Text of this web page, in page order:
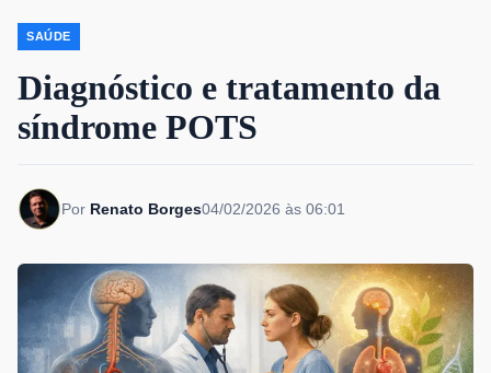
SAÚDE
Diagnóstico e tratamento da
síndrome POTS
Por Renato Borges04/02/2026 às 06:01